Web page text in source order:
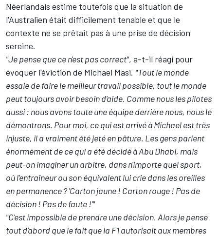
Néerlandais estime toutefois que la situation de
l'Australien était difficilement tenable et que le
contexte ne se prêtait pas à une prise de décision
sereine.
"Je pense que ce n'est pas correct", a-t-il réagi pour
évoquer l'éviction de Michael Masi. "Tout le monde
essaie de faire le meilleur travail possible, tout le monde
peut toujours avoir besoin d'aide. Comme nous les pilotes
aussi : nous avons toute une équipe derrière nous, nous le
démontrons. Pour moi, ce qui est arrivé à Michael est très
injuste, il a vraiment été jeté en pâture. Les gens parlent
énormément de ce qui a été décidé à Abu Dhabi, mais
peut-on imaginer un arbitre, dans n'importe quel sport,
où l'entraîneur ou son équivalent lui crie dans les oreilles
en permanence ? 'Carton jaune ! Carton rouge ! Pas de
décision ! Pas de faute !'"
"C'est impossible de prendre une décision. Alors je pense
tout d'abord que le fait que la F1 autorisait aux membres